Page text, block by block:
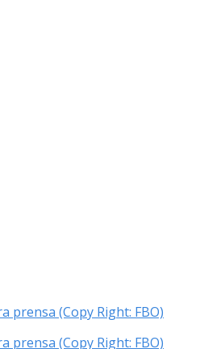
prensa (Copy Right: FBO)
prensa (Copy Right: FBO)